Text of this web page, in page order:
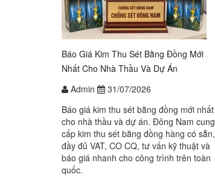
Báo Giá Kim Thu Sét Bằng Đồng Mới
Nhất Cho Nhà Thầu Và Dự Án
Admin
31/07/2026
Báo giá kim thu sét bằng đồng mới nhất
cho nhà thầu và dự án. Đông Nam cung
cấp kim thu sét bằng đồng hàng có sẵn,
đầy đủ VAT, CO CQ, tư vấn kỹ thuật và
báo giá nhanh cho công trình trên toàn
quốc.